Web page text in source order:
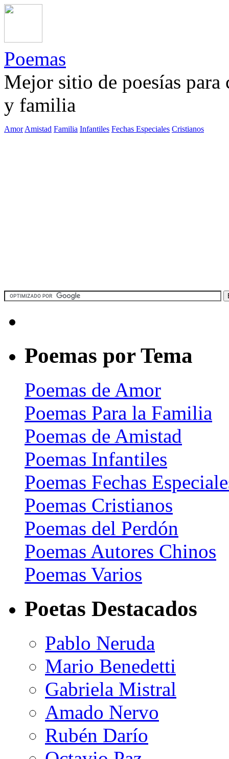
Poemas
Mejor sitio de poesías
y familia
Amor Amistad Familia Infantiles Fechas Especiales Cristianos
Poemas por Tema
Poemas de Amor
Poemas Para la Familia
Poemas de Amistad
Poemas Infantiles
Poemas Fechas
Poemas Cristianos
Poemas del Perdón
Poemas Autores Chinos
Poemas Varios
Poetas Destacados
Pablo Neruda
Mario Benedetti
Gabriela Mistral
Amado Nervo
Rubén Darío